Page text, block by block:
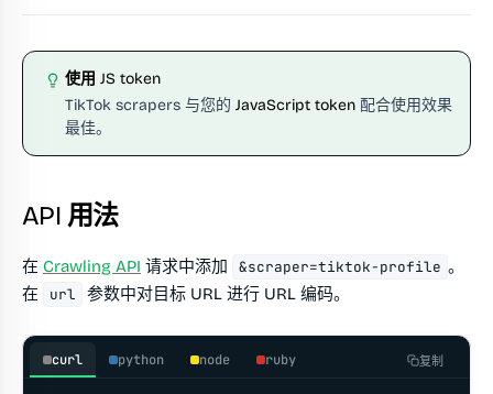
使用 JS token
TikTok scrapers 与您的 JavaScript token 配合使用效果
最佳。
API 用法
在 Crawling API 请求中添加 &scraper=tiktok-profile 。
在
url 参数中对目标 URL 进行 URL 编码。
curl python node ruby 复制